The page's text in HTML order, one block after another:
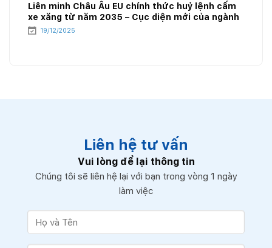
Liên minh Châu Âu EU chính thức huỷ lệnh cấm
xe xăng từ năm 2035 – Cục diện mới của ngành
năng lượng
19/12/2025
Liên hệ tư vấn
Vui lòng để lại thông tin
Chúng tôi sẽ liên hệ lại với bạn trong vòng 1 ngày
làm việc